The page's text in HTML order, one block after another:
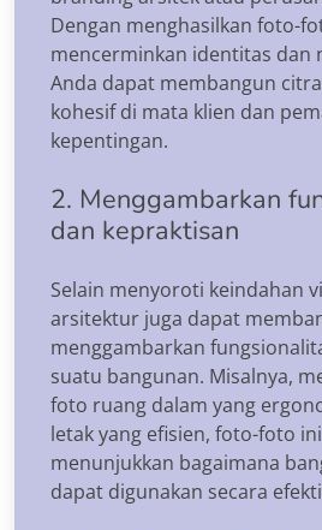
Dengan menghasilkan foto-
mencerminkan identitas dan
Anda dapat membangun
kohesif di mata klien dan
kepentingan.
2. Menggambarkan
dan kepraktisan
Selain menyoroti keindahan
arsitektur juga dapat
menggambarkan
suatu bangunan. Misalnya,
foto ruang dalam yang
letak yang efisien, foto-foto
menunjukkan bagaimana
dapat digunakan secara